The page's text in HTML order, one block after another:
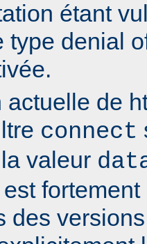
étant
type denial
actuelle de
connect
valeur
des